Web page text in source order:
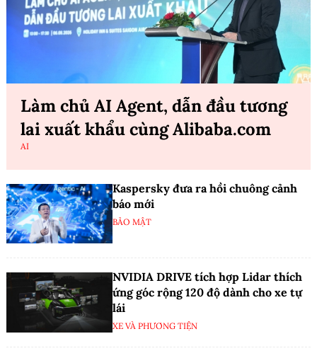
Làm chủ AI Agent, dẫn đầu tương
lai xuất khẩu cùng Alibaba.com
AI
Kaspersky đưa ra hồi chuông cảnh
báo mới
BẢO MẬT
NVIDIA DRIVE tích hợp Lidar thích
ứng góc rộng 120 độ dành cho xe tự
lái
XE VÀ PHƯƠNG TIỆN